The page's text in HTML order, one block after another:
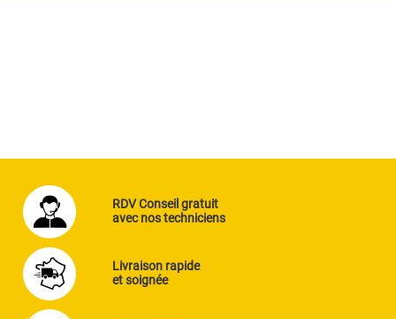
RDV Conseil gratuit
avec nos techniciens
Livraison rapide
et soignée